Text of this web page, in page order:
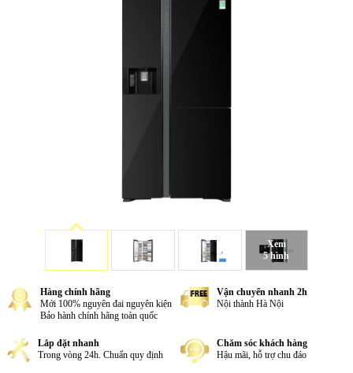
Xem
5 hình
Hàng chính hãng
Mới 100% nguyên đai nguyên kiện
Bảo hành chính hãng toàn quốc
Vận chuyển nhanh 2h
Nội thành Hà Nội
Lắp đặt nhanh
Trong vòng 24h. Chuẩn quy định
Chăm sóc khách hàng
Hậu mãi, hỗ trợ chu đáo